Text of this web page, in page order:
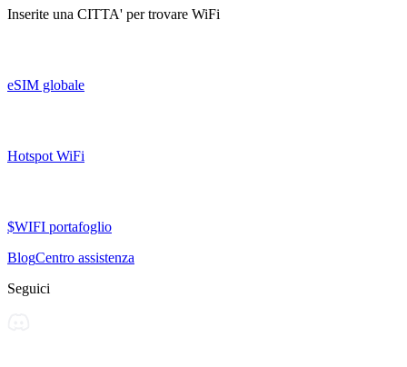
Inserite una CITTA' per trovare WiFi
eSIM globale
Hotspot WiFi
$WIFI portafoglio
BlogCentro assistenza
Seguici